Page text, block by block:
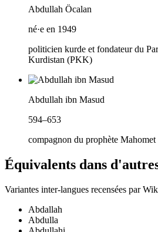
Abdullah Öcalan
né·e en 1949
politicien kurde et fondateur du
Kurdistan (PKK)
Abdullah ibn Masud
594–653
compagnon du prophète Mahomet
Équivalents dans
Variantes inter-langues recensées par
Abdallah
Abdulla